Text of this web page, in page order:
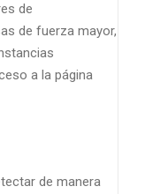
de
de fuerza mayor,
a la página
de manera